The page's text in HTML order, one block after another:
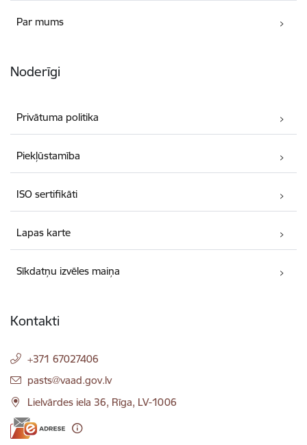
Par mums
Noderīgi
Privātuma politika
Piekļūstamība
ISO sertifikāti
Lapas karte
Sīkdatņu izvēles maiņa
Kontakti
+371 67027406
E-pasts:
pasts@vaad.gov.lv
Lielvārdes iela 36, Rīga, LV-1006